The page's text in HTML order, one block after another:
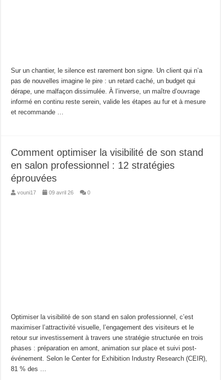
Sur un chantier, le silence est rarement bon signe. Un client qui n’a
pas de nouvelles imagine le pire : un retard caché, un budget qui
dérape, une malfaçon dissimulée. À l’inverse, un maître d’ouvrage
informé en continu reste serein, valide les étapes au fur et à mesure
et recommande …
Comment optimiser la visibilité de son stand
en salon professionnel : 12 stratégies
éprouvées
vouni17 09 avril 26 0
Optimiser la visibilité de son stand en salon professionnel, c’est
maximiser l’attractivité visuelle, l’engagement des visiteurs et le
retour sur investissement à travers une stratégie structurée en trois
phases : préparation en amont, animation sur place et suivi post-
événement. Selon le Center for Exhibition Industry Research (CEIR),
81 % des …